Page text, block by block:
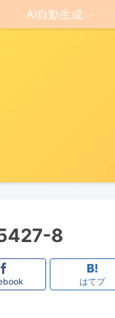
AI自動生成
8
はてブ